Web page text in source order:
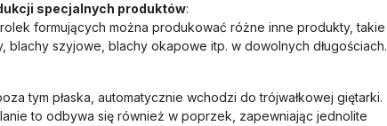
specjalnych produktów:
formujących można produkować różne inne produkty, takie
blachy szyjowe, blachy okapowe itp. w dowolnych długościach.
tym płaska, automatycznie wchodzi do trójwałkowej giętarki.
to odbywa się również w poprzek, zapewniając jednolite